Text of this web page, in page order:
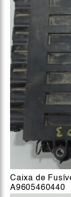
Caixa de
A9605460440